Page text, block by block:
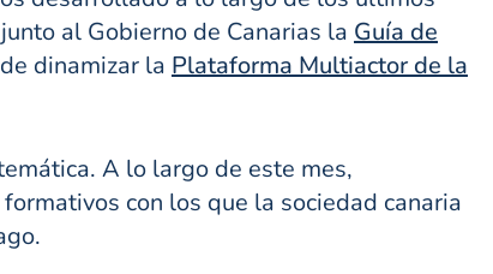
al Gobierno de Canarias la Guía de
dinamizar la Plataforma Multiactor de la
A lo largo de este mes,
con los que la sociedad canaria